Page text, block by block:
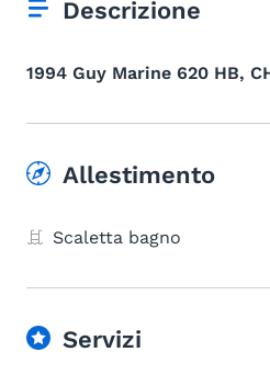
Descrizione
1994 Guy Marine 620 HB,
Allestimento
Scaletta bagno
Servizi